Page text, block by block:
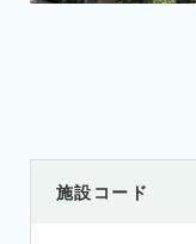
施設コード